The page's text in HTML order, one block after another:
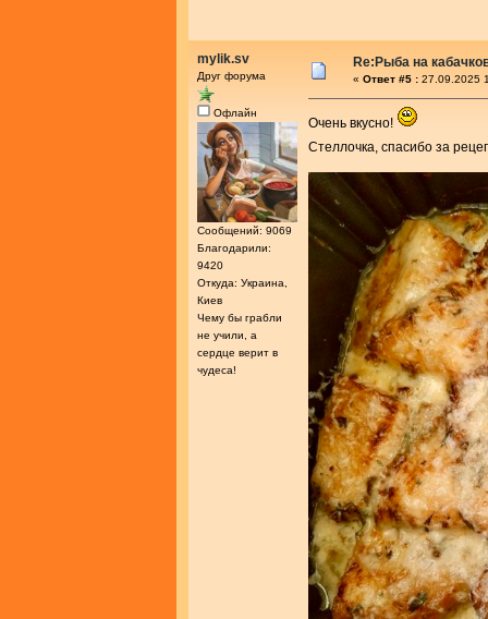
mylik.sv
Друг форума
Офлайн
Сообщений: 9069
Благодарили:
9420
Откуда: Украина,
Киев
Чему бы грабли
не учили, а
сердце верит в
чудеса!
Re:Рыба на
« Ответ #5 : 27.09.2025
Очень вкусно!
Стеллочка, спасибо за